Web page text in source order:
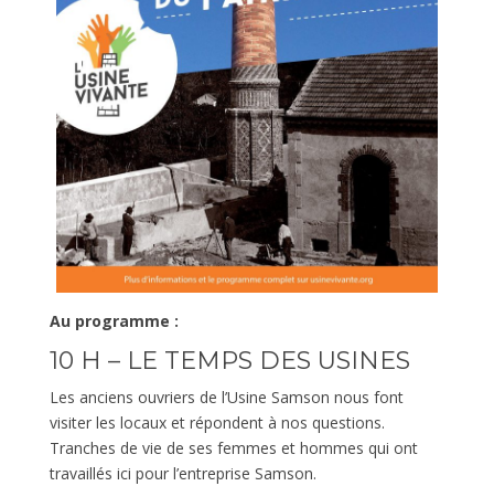
Au programme :
10 H – LE TEMPS DES USINES
Les anciens ouvriers de l’Usine Samson nous font
visiter les locaux et répondent à nos questions.
Tranches de vie de ses femmes et hommes qui ont
travaillés ici pour l’entreprise Samson.